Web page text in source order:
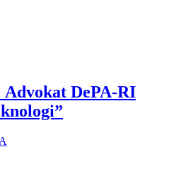
Advokat DePA-RI